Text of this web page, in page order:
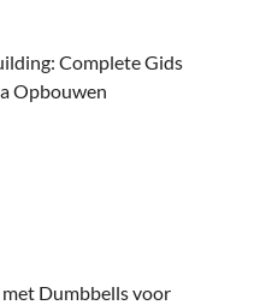
Complete Gids
Opbouwen
met Dumbbells voor